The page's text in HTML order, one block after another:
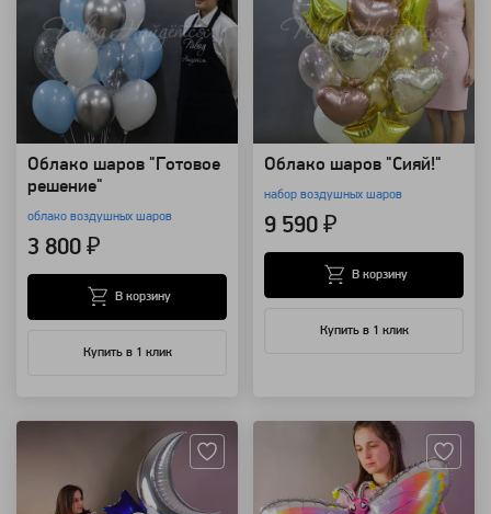
Облако шаров "Готовое
решение"
облако воздушных шаров
3 800 ₽
Купить в 1 клик
В корзину
Облако шаров "Сияй!"
набор воздушных шаров
9 590 ₽
Купить в 1 клик
В корзину